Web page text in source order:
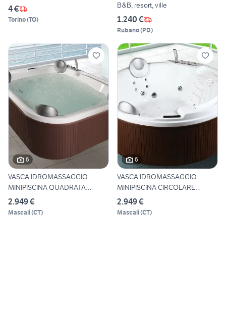
4 €
Torino(TO)
B&B, resort, ville
1.240 €
Rubano(PD)
6
VASCA IDROMASSAGGIO
MINIPISCINA QUADRATA
200X200
2.949 €
Mascali(CT)
6
VASCA IDROMASSAGGIO
MINIPISCINA CIRCOLARE
200x200
2.949 €
Mascali(CT)